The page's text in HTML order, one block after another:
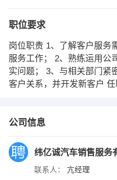
职位要求
岗位职责 1、了解客户服务
服务工作； 2、熟练运用公
实问题； 3、与相关部门紧
客户关系，并开发新客户 任
公司信息
纬亿诚汽车销售服务
联系人： 亢经理